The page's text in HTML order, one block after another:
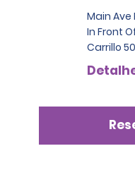
Main Ave
In Front
Carrillo